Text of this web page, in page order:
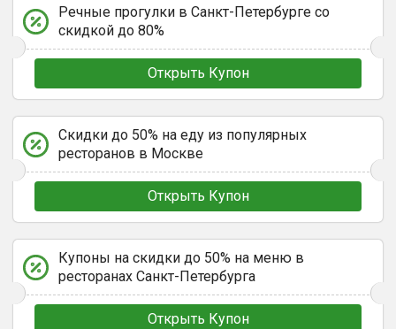
Речные прогулки в Санкт-Петербурге со
скидкой до 80%
Открыть Купон
Скидки до 50% на еду из популярных
ресторанов в Москве
Открыть Купон
Купоны на скидки до 50% на меню в
ресторанах Санкт-Петербурга
Открыть Купон